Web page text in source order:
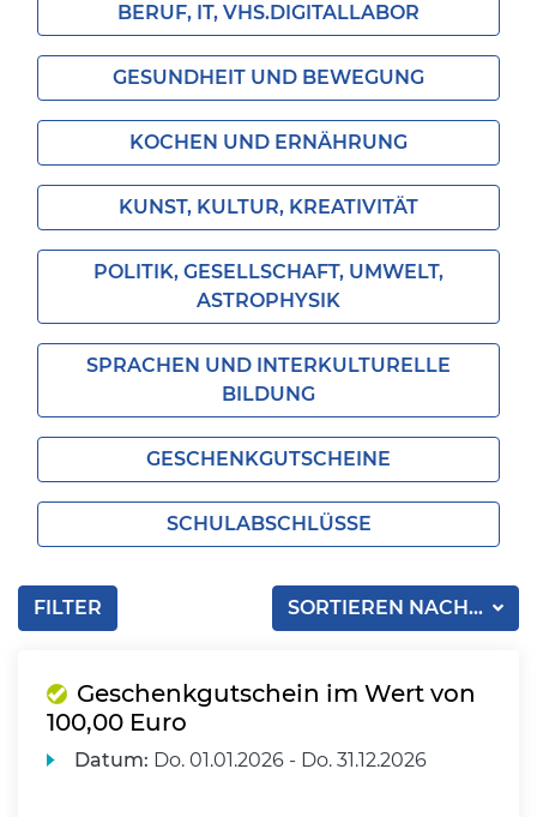
BERUF, IT, VHS.DIGITALLABOR
GESUNDHEIT UND BEWEGUNG
KOCHEN UND ERNÄHRUNG
KUNST, KULTUR, KREATIVITÄT
POLITIK, GESELLSCHAFT, UMWELT,
ASTROPHYSIK
SPRACHEN UND INTERKULTURELLE
BILDUNG
GESCHENKGUTSCHEINE
SCHULABSCHLÜSSE
SORTIEREN NACH...
FILTER
Geschenkgutschein im Wert von
100,00 Euro
Datum: Do. 01.01.2026 - Do. 31.12.2026